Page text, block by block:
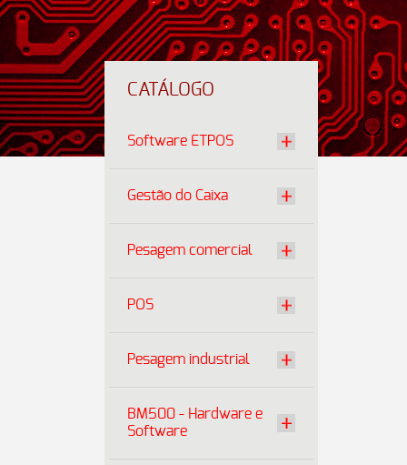
CATÁLOGO
Software ETPOS
Gestão do Caixa
Pesagem comercial
POS
Pesagem industrial
BM500 - Hardware e
Software